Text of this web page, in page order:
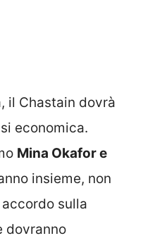
il Chastain dovrà
economica.
Mina Okafor e
insieme, non
sulla
dovranno